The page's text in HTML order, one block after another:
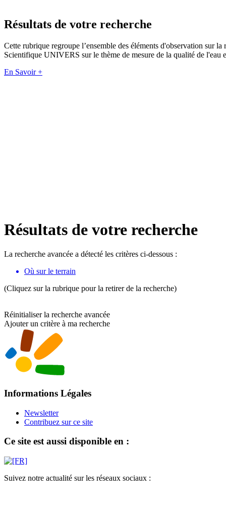
Résultats de votre recherche
Cette rubrique regroupe l’ensemble des éléments d'observation sur
Scientifique UNIVERS sur le thème de mesure de la qualité de l'eau
En Savoir +
Résultats de votre recherche
La recherche avancée a détecté les critères ci-dessous :
Où sur le terrain
(Cliquez sur la rubrique pour la retirer de la recherche)
Réinitialiser la recherche avancée
Ajouter un critère à ma recherche
Informations Légales
Newsletter
Contribuez sur ce site
Ce site est aussi disponible en :
Suivez notre actualité sur les réseaux sociaux :